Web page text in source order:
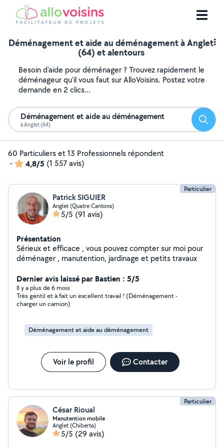
Déménagement et aide au déménagement à Anglet
(64) et alentours
Besoin d'aide pour déménager ? Trouvez rapidement le
déménageur qu'il vous faut sur AlloVoisins. Postez votre
demande en 2 clics...
Déménagement et aide au déménagement
à Anglet (64)
60 Particuliers et 13 Professionnels répondent
-
4,8/5 (1 557 avis)
Particulier
Patrick SIGUIER
Anglet (Quatre Cantons)
5/5 (91 avis)
Présentation
Sérieux et efficace , vous pouvez compter sur moi pour
déménager , manutention, jardinage et petits travaux
Dernier avis laissé par Bastien : 5/5
Il y a plus de 6 mois
Très gentil et à fait un excellent travail ! (Déménagement -
charger un camion)
Déménagement et aide au déménagement
Voir le profil Contacter
Particulier
César Rioual
Manutention mobile
Anglet (Chiberta)
5/5 (29 avis)